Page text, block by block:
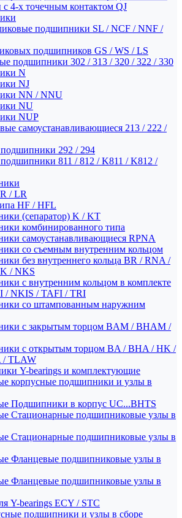
4-х точечным контактом QJ
подшипники SL / NCF / NNF /
подшипников GS / WS / LS
подшипники 302 / 313 / 320 / 322 / 330
N
NJ
NN / NNU
NU
NUP
самоустанавливающиеся 213 / 222 /
292 / 294
811 / 812 / K811 / K812 /
/ LR
HF / HFL
(сепаратор) K / KT
комбинированного типа
самоустанавливающиеся RPNA
со съемным внутренним кольцом
без внутреннего кольца BR / RNA /
/ NKS
с внутренним кольцом в комплекте
/ NKIS / TAFI / TRI
со штампованным наружним
с закрытым торцом BAM / BHAM /
с открытым торцом BA / BHA / HK /
/ TLAW
Y-bearings и комплектующие
корпусные подшипники и узлы в
Подшипники в корпус UC...BHTS
Стационарные подшипниковые узлы в
Стационарные подшипниковые узлы в
Фланцевые подшипниковые узлы в
Фланцевые подшипниковые узлы в
Y-bearings ECY / STC
подшипники и узлы в сборе